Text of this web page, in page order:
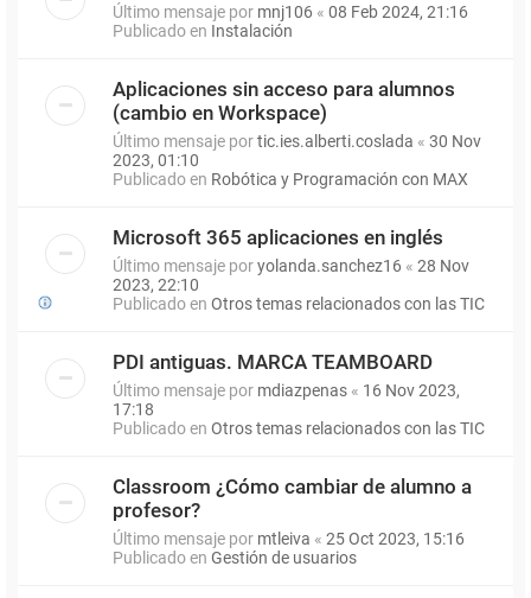
Último mensaje por mnj106 « 08 Feb 2024, 21:16
Publicado en Instalación
Aplicaciones sin acceso para alumnos
(cambio en Workspace)
Último mensaje portic.ies.alberti.coslada « 30 Nov
2023, 01:10
Publicado en Robótica y Programación con MAX
Microsoft 365 aplicaciones en inglés
Último mensaje poryolanda.sanchez16 « 28 Nov
2023, 22:10
Publicado en Otros temas relacionados con las TIC
PDI antiguas. MARCA TEAMBOARD
Último mensaje por mdiazpenas « 16 Nov 2023,
17:18
Publicado en Otros temas relacionados con las TIC
Classroom ¿Cómo cambiar de alumno a
profesor?
Último mensaje por mtleiva « 25 Oct 2023, 15:16
Publicado en Gestión de usuarios